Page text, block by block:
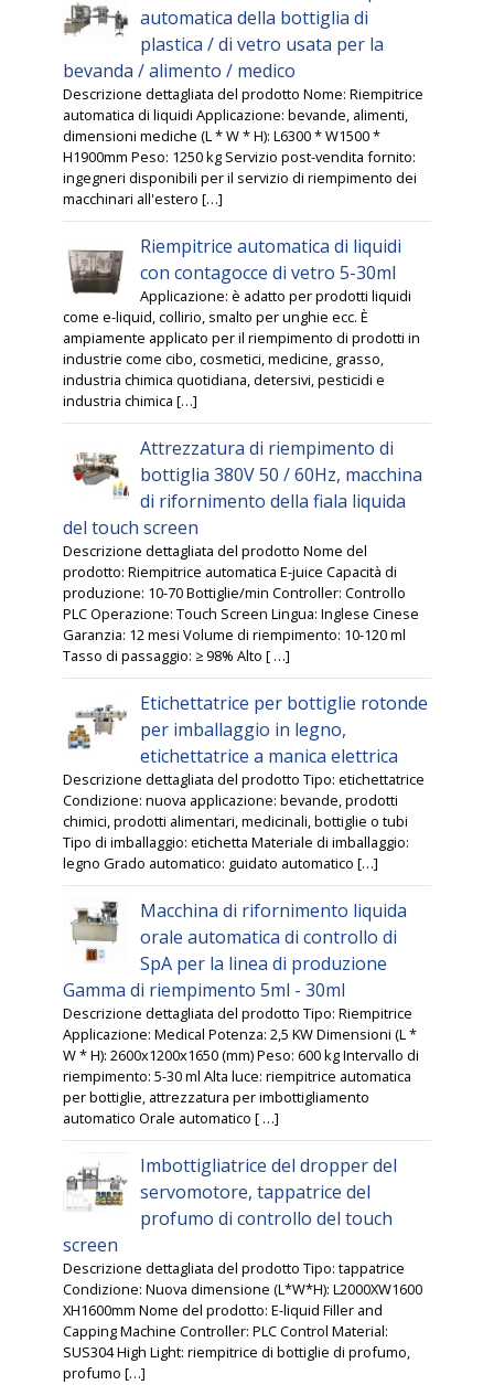
automatica della bottiglia di
plastica / di vetro usata per la
bevanda / alimento / medico
Descrizione dettagliata del prodotto Nome: Riempitrice
automatica di liquidi Applicazione: bevande, alimenti,
dimensioni mediche (L * W * H): L6300 * W1500 *
H1900mm Peso: 1250 kg Servizio post-vendita fornito:
ingegneri disponibili per il servizio di riempimento dei
macchinari all'estero […]
Riempitrice automatica di liquidi
con contagocce di vetro 5-30ml
Applicazione: è adatto per prodotti liquidi
come e-liquid, collirio, smalto per unghie ecc. È
ampiamente applicato per il riempimento di prodotti in
industrie come cibo, cosmetici, medicine, grasso,
industria chimica quotidiana, detersivi, pesticidi e
industria chimica […]
Attrezzatura di riempimento di
bottiglia 380V 50 / 60Hz, macchina
di rifornimento della fiala liquida
del touch screen
Descrizione dettagliata del prodotto Nome del
prodotto: Riempitrice automatica E-juice Capacità di
produzione: 10-70 Bottiglie/min Controller: Controllo
PLC Operazione: Touch Screen Lingua: Inglese Cinese
Garanzia: 12 mesi Volume di riempimento: 10-120 ml
Tasso di passaggio: ≥ 98% Alto [ …]
Etichettatrice per bottiglie rotonde
per imballaggio in legno,
etichettatrice a manica elettrica
Descrizione dettagliata del prodotto Tipo: etichettatrice
Condizione: nuova applicazione: bevande, prodotti
chimici, prodotti alimentari, medicinali, bottiglie o tubi
Tipo di imballaggio: etichetta Materiale di imballaggio:
legno Grado automatico: guidato automatico […]
Macchina di rifornimento liquida
orale automatica di controllo di
SpA per la linea di produzione
Gamma di riempimento 5ml - 30ml
Descrizione dettagliata del prodotto Tipo: Riempitrice
Applicazione: Medical Potenza: 2,5 KW Dimensioni (L *
W * H): 2600x1200x1650 (mm) Peso: 600 kg Intervallo di
riempimento: 5-30 ml Alta luce: riempitrice automatica
per bottiglie, attrezzatura per imbottigliamento
automatico Orale automatico [ …]
Imbottigliatrice del dropper del
servomotore, tappatrice del
profumo di controllo del touch
screen
Descrizione dettagliata del prodotto Tipo: tappatrice
Condizione: Nuova dimensione (L*W*H): L2000XW1600
XH1600mm Nome del prodotto: E-liquid Filler and
Capping Machine Controller: PLC Control Material:
SUS304 High Light: riempitrice di bottiglie di profumo,
profumo […]